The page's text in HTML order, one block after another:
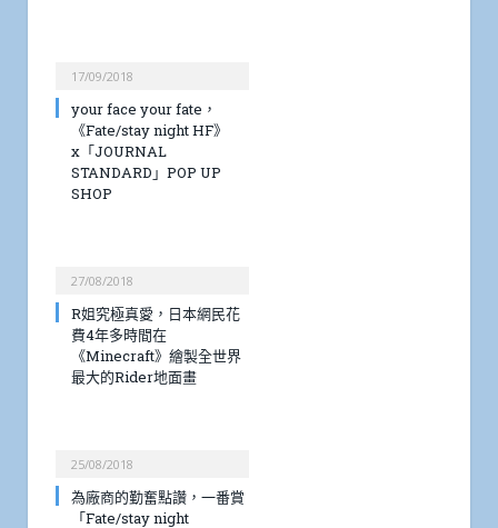
17/09/2018
your face your fate，
《Fate/stay night HF》
x「JOURNAL
STANDARD」POP UP
SHOP
27/08/2018
R姐究極真愛，日本網民花
費4年多時間在
《Minecraft》繪製全世界
最大的Rider地面畫
25/08/2018
為廠商的勤奮點讚，一番賞
「Fate/stay night